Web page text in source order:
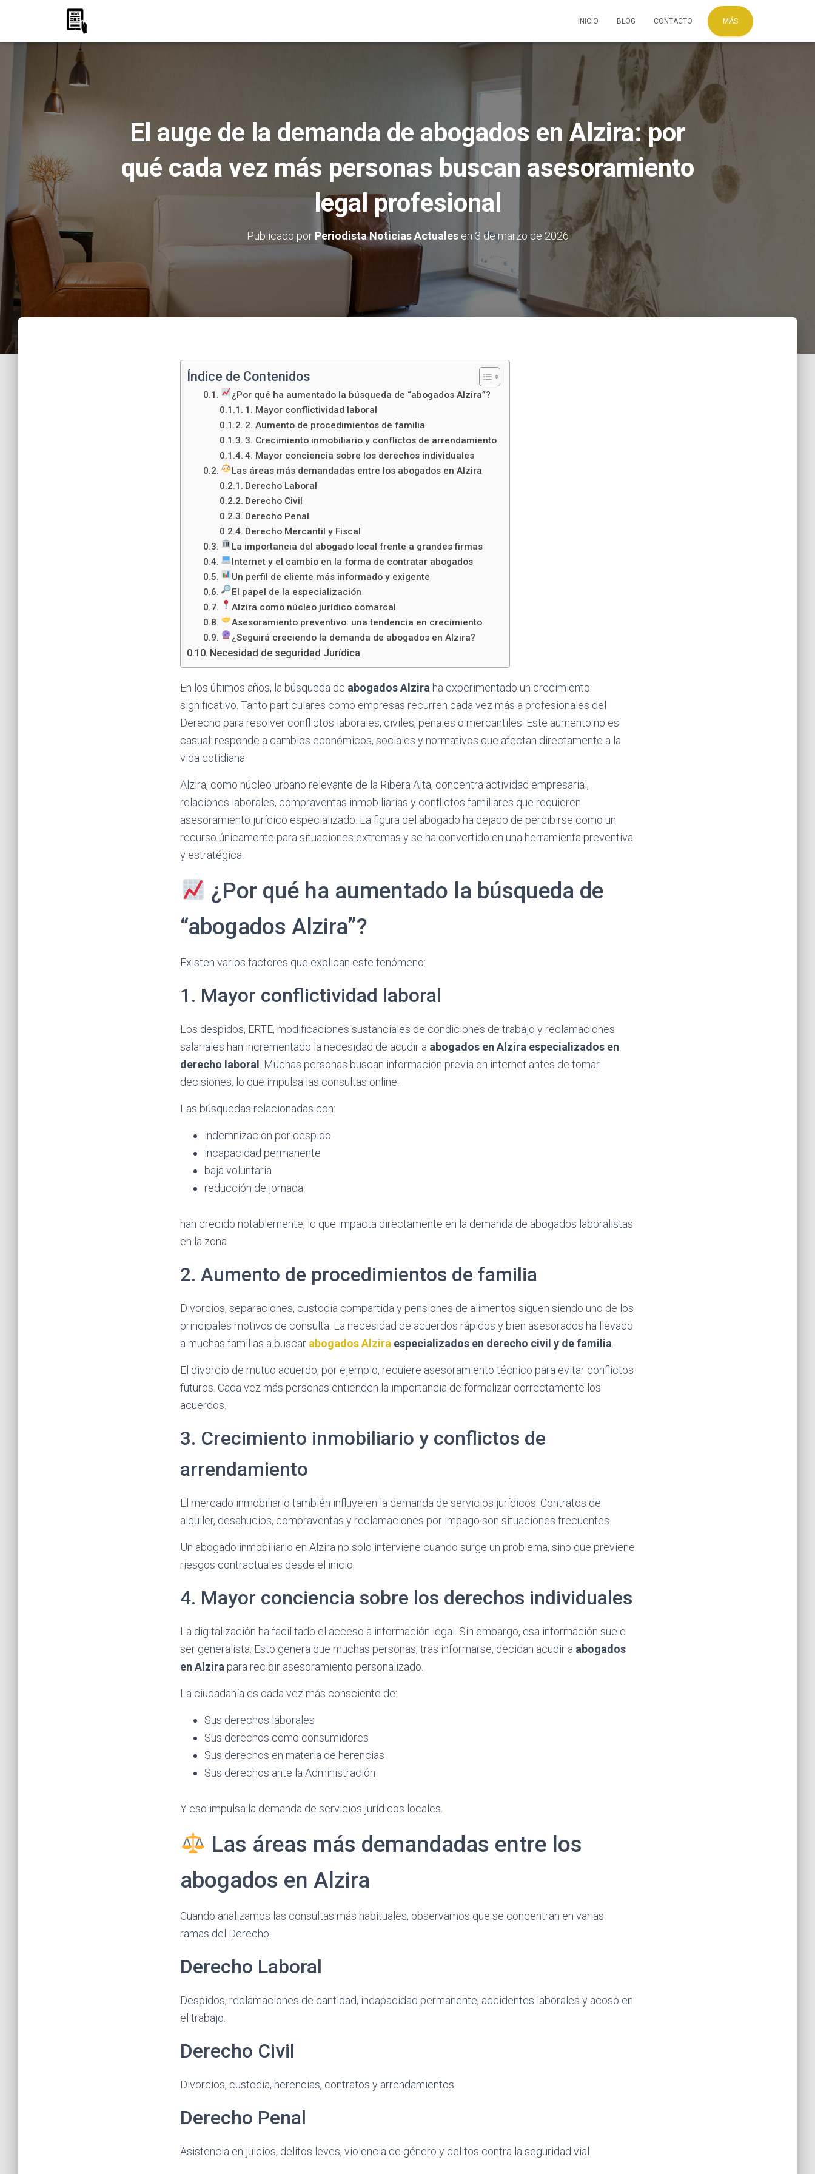
INICIO BLOG CONTACTO MÁS
El auge de la demanda de abogados en Alzira: por
qué cada vez más personas buscan asesoramiento
legal profesional
Publicado por Periodista Noticias Actualesen 3 de marzo de 2026
Índice de Contenidos
¿Por qué ha aumentado la búsqueda de “abogados Alzira”?
1. Mayor conflictividad laboral
2. Aumento de procedimientos de familia
3. Crecimiento inmobiliario y conflictos de arrendamiento
4. Mayor conciencia sobre los derechos individuales
Las áreas más demandadas entre los abogados en Alzira
Derecho Laboral
Derecho Civil
Derecho Penal
Derecho Mercantil y Fiscal
La importancia del abogado local frente a grandes firmas
Internet y el cambio en la forma de contratar abogados
Un perfil de cliente más informado y exigente
El papel de la especialización
Alzira como núcleo jurídico comarcal
Asesoramiento preventivo: una tendencia en crecimiento
¿Seguirá creciendo la demanda de abogados en Alzira?
Necesidad de seguridad Jurídica
En los últimos años, la búsqueda de abogados Alzira ha experimentado un crecimiento
significativo. Tanto particulares como empresas recurren cada vez más a profesionales del
Derecho para resolver conflictos laborales, civiles, penales o mercantiles. Este aumento no es
casual: responde a cambios económicos, sociales y normativos que afectan directamente a la
vida cotidiana.
Alzira, como núcleo urbano relevante de la Ribera Alta, concentra actividad empresarial,
relaciones laborales, compraventas inmobiliarias y conflictos familiares que requieren
asesoramiento jurídico especializado. La figura del abogado ha dejado de percibirse como un
recurso únicamente para situaciones extremas y se ha convertido en una herramienta preventiva
y estratégica.
¿Por qué ha aumentado la búsqueda de
“abogados Alzira”?
Existen varios factores que explican este fenómeno:
1. Mayor conflictividad laboral
Los despidos, ERTE, modificaciones sustanciales de condiciones de trabajo y reclamaciones
salariales han incrementado la necesidad de acudir a abogados en Alzira especializados en
derecho laboral
. Muchas personas buscan información previa en internet antes de tomar
decisiones, lo que impulsa las consultas online.
Las búsquedas relacionadas con:
indemnización por despido
incapacidad permanente
baja voluntaria
reducción de jornada
han crecido notablemente, lo que impacta directamente en la demanda de abogados laboralistas
en la zona.
2. Aumento de procedimientos de familia
Divorcios, separaciones, custodia compartida y pensiones de alimentos siguen siendo uno de los
principales motivos de consulta. La necesidad de acuerdos rápidos y bien asesorados ha llevado
a muchas familias a buscar abogados Alzira especializados en derecho civil y de familia
El divorcio de mutuo acuerdo, por ejemplo, requiere asesoramiento técnico para evitar conflictos
futuros. Cada vez más personas entienden la importancia de formalizar correctamente los
acuerdos.
3. Crecimiento inmobiliario y conflictos de
arrendamiento
El mercado inmobiliario también influye en la demanda de servicios jurídicos. Contratos de
alquiler, desahucios, compraventas y reclamaciones por impago son situaciones frecuentes.
Un abogado inmobiliario en Alzira no solo interviene cuando surge un problema, sino que previene
riesgos contractuales desde el inicio.
4. Mayor conciencia sobre los derechos individuales
La digitalización ha facilitado el acceso a información legal. Sin embargo, esa información suele
ser generalista. Esto genera que muchas personas, tras informarse, decidan acudir a abogados
en Alzira para recibir asesoramiento personalizado.
La ciudadanía es cada vez más consciente de:
Sus derechos laborales
Sus derechos como consumidores
Sus derechos en materia de herencias
Sus derechos ante la Administración
Y eso impulsa la demanda de servicios jurídicos locales.
Las áreas más demandadas entre los
abogados en Alzira
Cuando analizamos las consultas más habituales, observamos que se concentran en varias
ramas del Derecho:
Derecho Laboral
Despidos, reclamaciones de cantidad, incapacidad permanente, accidentes laborales y acoso en
el trabajo.
Derecho Civil
Divorcios, custodia, herencias, contratos y arrendamientos.
Derecho Penal
Asistencia en juicios, delitos leves, violencia de género y delitos contra la seguridad vial.